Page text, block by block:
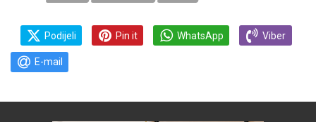
Podijeli Pin it WhatsApp Viber
E-mail